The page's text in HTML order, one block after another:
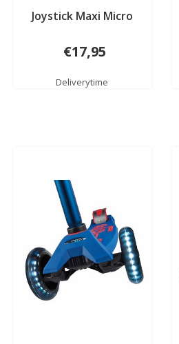
Joystick Maxi Micro
€17,95
Deliverytime